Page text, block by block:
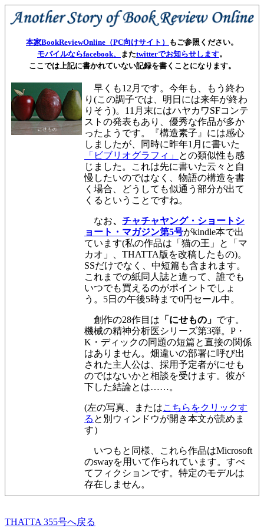
本家BookReviewOnline（PC向けサイト）
もご参照ください。
モバイルならfacebook、
またtwitterでお知らせします。
ここでは上記に書かれていない記録を書くことになります。
早くも12月です。今年も、もう終わ
り(この調子では、明日には来年が終わ
りそう)。11月末にはハヤカワSFコンテ
ストの発表もあり、優秀な作品が多か
ったようです。『構造素子』には感心
しましたが、同時に昨年1月に書いた
「ビブリオグラフィ」
との類似性も感
じました。これは先に書いた云々と自
慢したいのではなく、物語の構造を書
く場合、どうしても似通う部分が出て
くるということですね。
なお、 チャチャヤング・ショートシ
ョート・マガジン第5号がkindle本で出
ています(私の作品は「猫の王」と「マ
カオ」、THATTA版を改稿したもの)。
SSだけでなく、中短篇も含まれます。
これまでの紙同人誌と違って、誰でも
いつでも買えるのがポイントでしょ
う。5日の午後5時まで0円セール中。
創作の28作目は 「にせもの」 です。
機械の精神分析医シリーズ第3弾。P・
K・ディックの同題の短篇と直接の関係
はありません。畑違いの部署に呼び出
された主人公は、採用予定者がにせも
のではないかと相談を受けます。彼が
下した結論とは……。
(左の写真、またはこちらをクリックす
る と別ウィンドウが開き本文が読めま
す）
いつもと同様、これら作品はMicrosoft
のswayを用いて作られています。すべ
てフィクションです。特定のモデルは
存在しません。
THATTA 355号へ戻る